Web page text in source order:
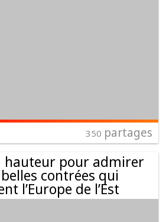
350 partages
hauteur pour admirer
contrées qui
l’Europe de l’Est